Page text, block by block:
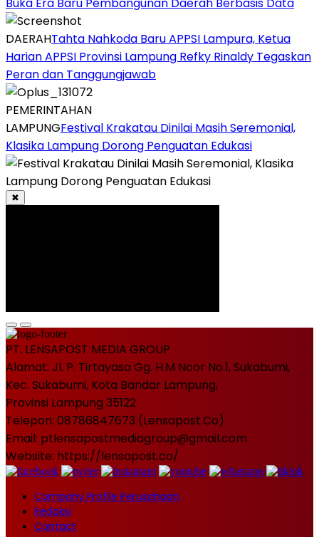
DAERAHTahta Nahkoda Baru APPSI Lampura, Ketua
Harian APPSI Provinsi Lampung Refky Rinaldy Tegaskan
Peran dan Tanggungjawab
PEMERINTAHAN
LAMPUNGFestival Krakatau Dinilai Masih Seremonial,
Klasika Lampung Dorong Penguatan Edukasi
✖
PT. LENSAPOST MEDIA GROUP
Alamat: Jl. P. Tirtayasa Gg. H.M Noor No.1, Sukabumi,
Kec. Sukabumi, Kota Bandar Lampung,
Provinsi Lampung 35122
Telepon: 08786847673 (Lensapost.Co)
Email: ptlensapostmediagroup@gmail.com
Website: https://lensapost.co/
Company Profile Perusahaan
Redaksi
Contact